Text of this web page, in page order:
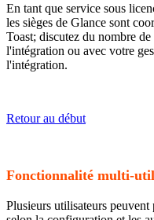
En tant que service sous
les sièges de Glance sont
Toast; discutez du nombre
l'intégration ou avec votre
l'intégration.
Retour au début
Fonctionnalité multi-
Plusieurs utilisateurs peuvent